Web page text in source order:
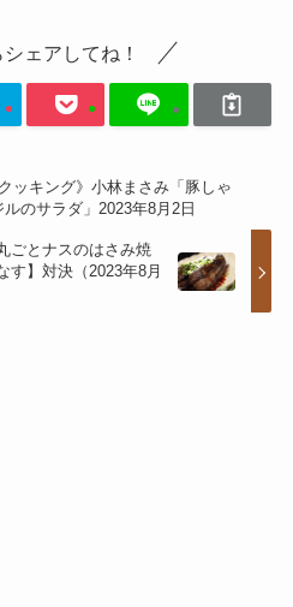
ェアしてね！
ッキング》小林まさみ「豚しゃ
のサラダ」2023年8月2日
ごとナスのはさみ焼
す】対決（2023年8月